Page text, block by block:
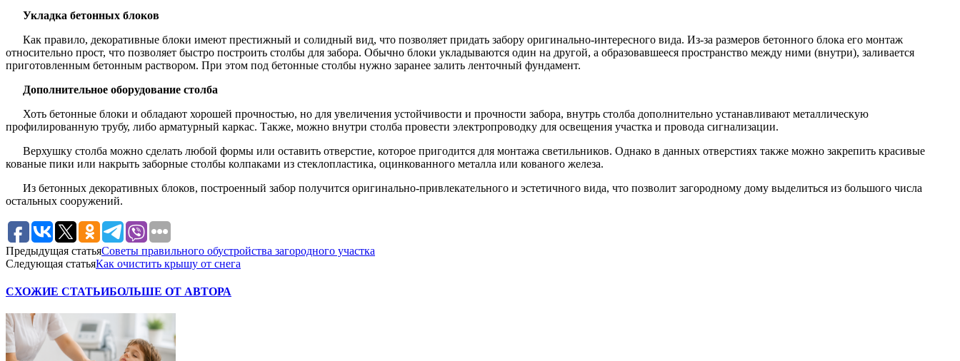
Укладка бетонных блоков
Как правило, декоративные блоки имеют престижный и солидный вид, что позволяет придать забору оригинально-интересного вида. Из-за размеров бетонного блока его монтаж
относительно прост, что позволяет быстро построить столбы для забора. Обычно блоки укладываются один на другой, а образовавшееся пространство между ними (внутри), заливается
приготовленным бетонным раствором. При этом под бетонные столбы нужно заранее залить ленточный фундамент.
Дополнительное оборудование столба
Хоть бетонные блоки и обладают хорошей прочностью, но для увеличения устойчивости и прочности забора, внутрь столба дополнительно устанавливают металлическую
профилированную трубу, либо арматурный каркас. Также, можно внутри столба провести электропроводку для освещения участка и провода сигнализации.
Верхушку столба можно сделать любой формы или оставить отверстие, которое пригодится для монтажа светильников. Однако в данных отверстиях также можно закрепить красивые
кованые пики или накрыть заборные столбы колпаками из стеклопластика, оцинкованного металла или кованого железа.
Из бетонных декоративных блоков, построенный забор получится оригинально-привлекательного и эстетичного вида, что позволит загородному дому выделиться из большого числа
остальных сооружений.
Предыдущая статьяСоветы правильного обустройства загородного участка
Следующая статьяКак очистить крышу от снега
СХОЖИЕ СТАТЬИБОЛЬШЕ ОТ АВТОРА